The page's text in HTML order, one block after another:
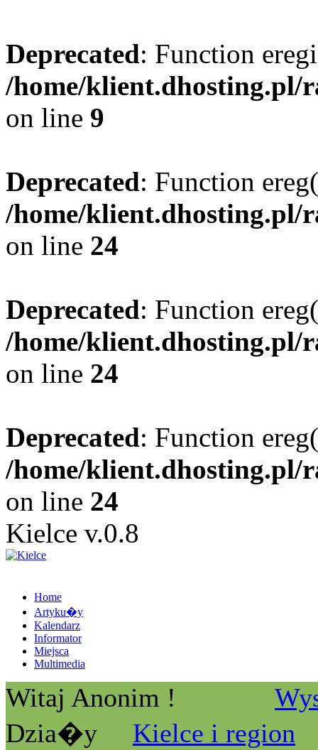
Deprecated: Function
/home/klient.dhosting.pl/
on line 9
Deprecated: Function
/home/klient.dhosting.pl/
on line 24
Deprecated: Function
/home/klient.dhosting.pl/
on line 24
Deprecated: Function
/home/klient.dhosting.pl/
on line 24
Kielce v.0.8
Home
Artyku�y
Kalendarz
Informator
Miejsca
Multimedia
Witaj Anonim !
Dzia�y
Kielce i region